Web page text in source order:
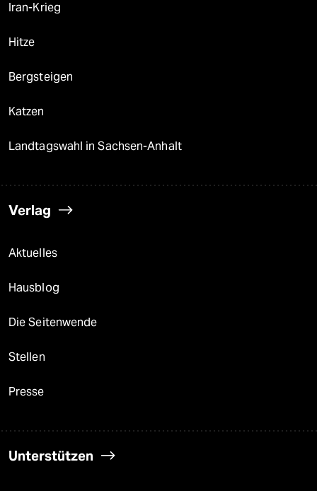
Iran-Krieg
Hitze
Bergsteigen
Katzen
Landtagswahl in Sachsen-Anhalt
Verlag
Aktuelles
Hausblog
Die Seitenwende
Stellen
Presse
Unterstützen